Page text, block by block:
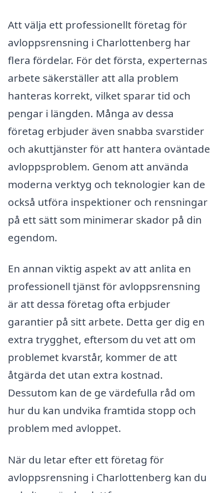
Att välja ett professionellt företag för
avloppsrensning i Charlottenberg har
flera fördelar. För det första, experternas
arbete säkerställer att alla problem
hanteras korrekt, vilket sparar tid och
pengar i längden. Många av dessa
företag erbjuder även snabba svarstider
och akuttjänster för att hantera oväntade
avloppsproblem. Genom att använda
moderna verktyg och teknologier kan de
också utföra inspektioner och rensningar
på ett sätt som minimerar skador på din
egendom.
En annan viktig aspekt av att anlita en
professionell tjänst för avloppsrensning
är att dessa företag ofta erbjuder
garantier på sitt arbete. Detta ger dig en
extra trygghet, eftersom du vet att om
problemet kvarstår, kommer de att
åtgärda det utan extra kostnad.
Dessutom kan de ge värdefulla råd om
hur du kan undvika framtida stopp och
problem med avloppet.
När du letar efter ett företag för
avloppsrensning i Charlottenberg kan du